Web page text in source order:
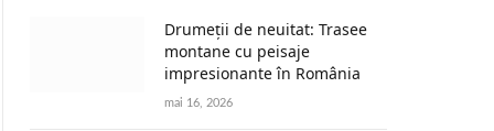
Drumeții de neuitat: Trasee
montane cu peisaje
impresionante în România
mai 16, 2026